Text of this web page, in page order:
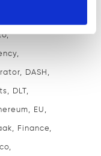
DASH
DLT
EU
Finance
Ico